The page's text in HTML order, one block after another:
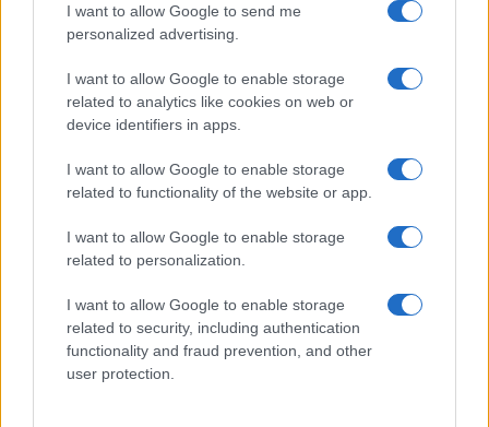
I want to allow Google to send me
personalized advertising.
I want to allow Google to enable storage
related to analytics like cookies on web or
device identifiers in apps.
I want to allow Google to enable storage
related to functionality of the website or app.
I want to allow Google to enable storage
related to personalization.
I want to allow Google to enable storage
related to security, including authentication
functionality and fraud prevention, and other
user protection.
conexión directa con Abu Dhabi
Carla Vidal · 8 Ago 2026
EUROPA